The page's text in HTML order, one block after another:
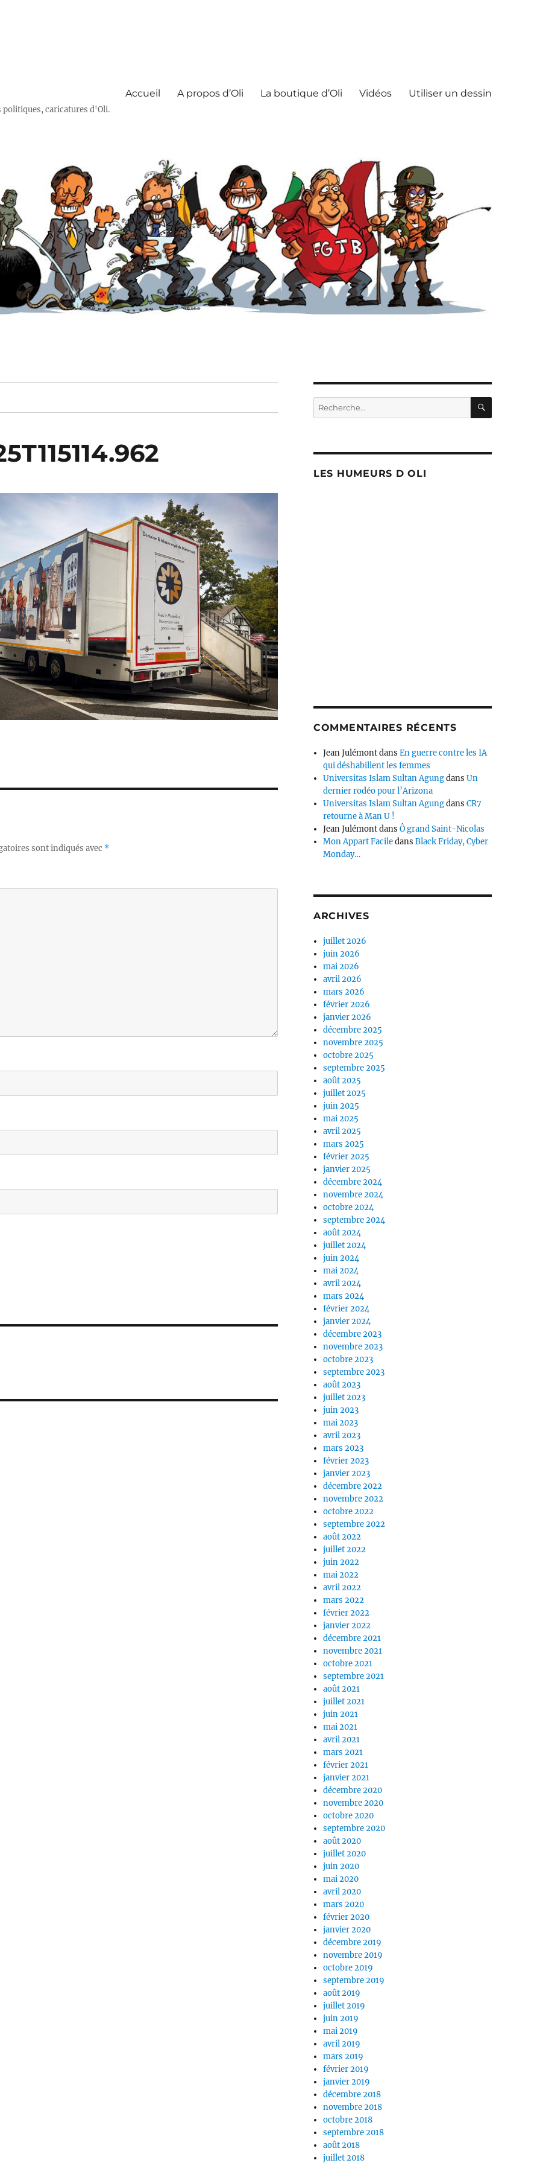
caricatures d'Oli.
Accueil A propos d’Oli La boutique d’Oli Vidéos Utiliser un dessin
sont indiqués avec *
Recherche
pour :
LES HUMEURS D OLI
COMMENTAIRES RÉCENTS
Jean JulémontdansEn guerre contre les IA
qui déshabillent les femmes
Universitas Islam Sultan AgungdansUn
dernier rodéo pour l’Arizona
Universitas Islam Sultan AgungdansCR7
retourne à Man U !
Jean JulémontdansÔ grand Saint-Nicolas
Mon Appart FaciledansBlack Friday, Cyber
Monday…
ARCHIVES
juillet 2026
juin 2026
mai 2026
avril 2026
mars 2026
février 2026
janvier 2026
décembre 2025
novembre 2025
octobre 2025
septembre 2025
août 2025
juillet 2025
juin 2025
mai 2025
avril 2025
mars 2025
février 2025
janvier 2025
décembre 2024
novembre 2024
octobre 2024
septembre 2024
août 2024
juillet 2024
juin 2024
mai 2024
avril 2024
mars 2024
février 2024
janvier 2024
décembre 2023
novembre 2023
octobre 2023
septembre 2023
août 2023
juillet 2023
juin 2023
mai 2023
avril 2023
mars 2023
février 2023
janvier 2023
décembre 2022
novembre 2022
octobre 2022
septembre 2022
août 2022
juillet 2022
juin 2022
mai 2022
avril 2022
mars 2022
février 2022
janvier 2022
décembre 2021
novembre 2021
octobre 2021
septembre 2021
août 2021
juillet 2021
juin 2021
mai 2021
avril 2021
mars 2021
février 2021
janvier 2021
décembre 2020
novembre 2020
octobre 2020
septembre 2020
août 2020
juillet 2020
juin 2020
mai 2020
avril 2020
mars 2020
février 2020
janvier 2020
décembre 2019
novembre 2019
octobre 2019
septembre 2019
août 2019
juillet 2019
juin 2019
mai 2019
avril 2019
mars 2019
février 2019
janvier 2019
décembre 2018
novembre 2018
octobre 2018
septembre 2018
août 2018
juillet 2018